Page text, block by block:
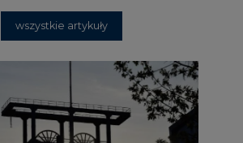
wszystkie artykuły